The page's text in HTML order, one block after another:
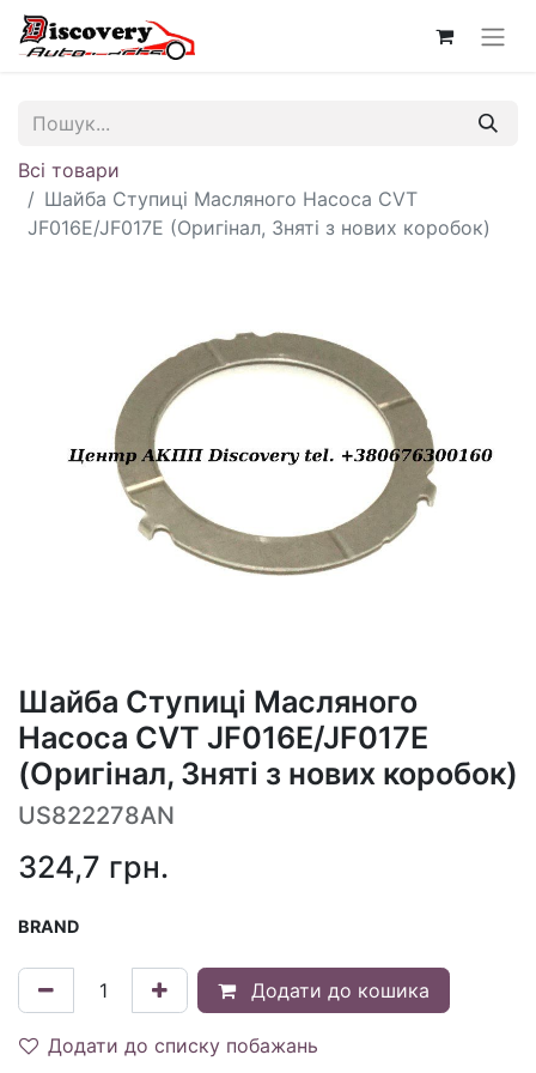
Всі товари
Шайба Ступиці Масляного Насоса CVT
JF016E/JF017E (Оригінал, Зняті з нових коробок)
Шайба Ступиці Масляного
Насоса CVT JF016E/JF017E
(Оригінал, Зняті з нових коробок)
US822278AN
324,7 грн.
BRAND
Додати до кошика
Додати до списку побажань